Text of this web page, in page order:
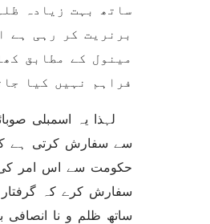
ساتھ بہت زیادہ
برنریت کر رہی ہے
مینول کے مطابق
فراہم نہیں کیا
لہذا یہ اسمبلی
سے سفارش کرتی ہے
حکومت سے اس امر کی
سفارش کرے کہ گرفتار
ساتھ ظلم و نا انصافی